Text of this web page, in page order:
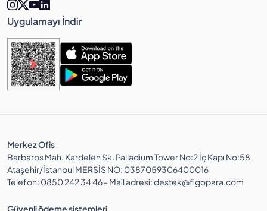
Uygulamayı İndir
Merkez Ofis
Barbaros Mah. Kardelen Sk. Palladium Tower No:2 İç Kapı No:58
Ataşehir/İstanbul MERSİS NO: 0387059306400016
Telefon: 0850 242 34 46 - Mail adresi: destek@figopara.com
Güvenli ödeme sistemleri